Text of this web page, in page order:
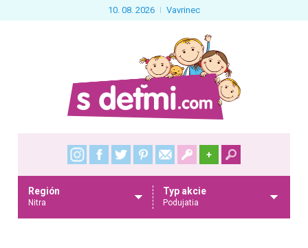
10. 08. 2026 Vavrinec
+
Región
Nitra
Typ akcie
Podujatia